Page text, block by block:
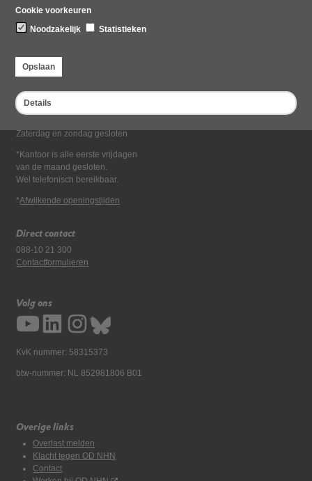
Cookie voorkeuren
Noodzakelijk
Statistieken
Opslaan
Details
Bezoekadres
Dampten 2, 1624 NR Hoorn
Postbus 2095, 1620 EB Hoorn
Openingstijden kantoor
Maandag tot en met vrijdag*
van 08:00 tot 16:30
Zaterdag en zondag gesloten
*Kantoor is alle eerste vrijdagen
van de maand gesloten.
Wel telefonisch bereikbaar.
*Afwijkende openingstijden
Direct contact
088-10 21 300
Contactformulieren
Volg ons
KvK nummer: 58315373
btw-nummer: NL 852981806 B01
Overige links
Overlast melden
Klacht tegen OD NHN
Contact